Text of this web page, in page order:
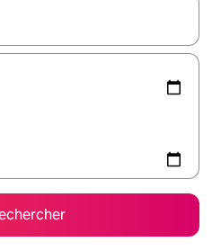
utilisez les flèches vers le